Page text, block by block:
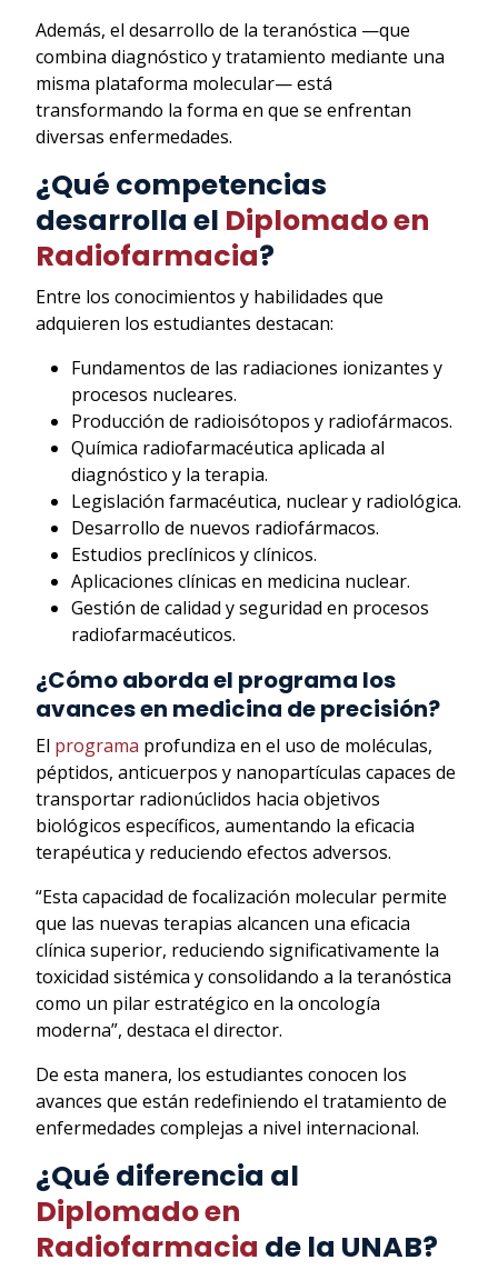
Además, el desarrollo de la teranóstica —que
combina diagnóstico y tratamiento mediante una
misma plataforma molecular— está
transformando la forma en que se enfrentan
diversas enfermedades.
¿Qué competencias
desarrolla el Diplomado en
Radiofarmacia?
Entre los conocimientos y habilidades que
adquieren los estudiantes destacan:
Fundamentos de las radiaciones ionizantes y
procesos nucleares.
Producción de radioisótopos y radiofármacos.
Química radiofarmacéutica aplicada al
diagnóstico y la terapia.
Legislación farmacéutica, nuclear y radiológica.
Desarrollo de nuevos radiofármacos.
Estudios preclínicos y clínicos.
Aplicaciones clínicas en medicina nuclear.
Gestión de calidad y seguridad en procesos
radiofarmacéuticos.
¿Cómo aborda el programa los
avances en medicina de precisión?
El programa profundiza en el uso de moléculas,
péptidos, anticuerpos y nanopartículas capaces de
transportar radionúclidos hacia objetivos
biológicos específicos, aumentando la eficacia
terapéutica y reduciendo efectos adversos.
“Esta capacidad de focalización molecular permite
que las nuevas terapias alcancen una eficacia
clínica superior, reduciendo significativamente la
toxicidad sistémica y consolidando a la teranóstica
como un pilar estratégico en la oncología
moderna”, destaca el director.
De esta manera, los estudiantes conocen los
avances que están redefiniendo el tratamiento de
enfermedades complejas a nivel internacional.
¿Qué diferencia al
Diplomado en
Radiofarmacia de la UNAB?